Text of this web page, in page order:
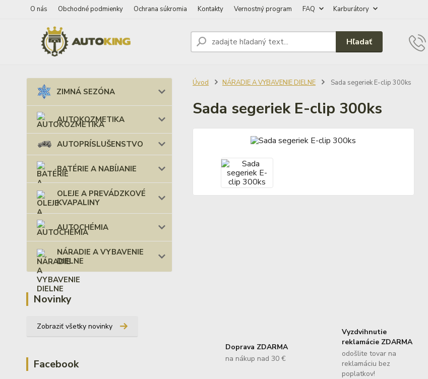
O nás Obchodné podmienky Ochrana súkromia Kontakty Vernostný program FAQ Karburátory
Hľadať
ZIMNÁ SEZÓNA
AUTOKOZMETIKA
AUTOPRÍSLUŠENSTVO
BATÉRIE A NABÍJANIE
OLEJE A PREVÁDZKOVÉ
KVAPALINY
AUTOCHÉMIA
NÁRADIE A VYBAVENIE
DIELNE
Novinky
Zobraziť všetky novinky
Facebook
Úvod NÁRADIE A VYBAVENIE DIELNE Sada segeriek E-clip 300ks
Sada segeriek E-clip 300ks
Doprava ZDARMA
na nákup nad 30 €
Vyzdvihnutie
reklamácie ZDARMA
odošlite tovar na
reklamáciu bez
poplatkov!